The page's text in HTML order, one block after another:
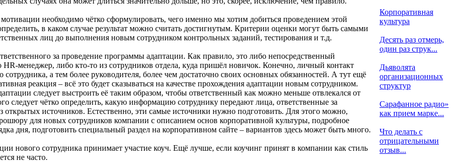
необходимо чётко сформулировать, чего именно мы хотим добиться проведением этой
в каком случае результат можно считать достигнутым. Критерии оценки могут быть самыми
лиц до выполнения новым сотрудником контрольных заданий, тестирования и т.д.
за проведение программы адаптации. Как правило, это либо непосредственный
HR-менеджер, либо кто-то из сотрудников отдела, куда пришёл новичок. Конечно, личный контакт
а тем более руководителя, более чем достаточно своих основных обязанностей. А тут ещё
реакция – всё это будет сказываться на качестве прохождения адаптации новым сотрудником.
следует выстроить её таким образом, чтобы ответственный как можно меньше отвлекался от
следует чётко определить, какую информацию сотруднику передают лица, ответственные за
открытых источников. Естественно, эти самые источники нужно подготовить. Для этого можно,
для новых сотрудников компании с описанием основ корпоративной культуры, подробное
дня, подготовить специальный раздел на корпоративном сайте – вариантов здесь может быть много.
нового сотрудника принимает участие коуч. Ещё лучше, если коучинг принят в компании как стиль
не часто.
Корпоративная
культура
Десять раз отмерь,
один раз струк...
Дьяволята
организационных
структур
Сарафанное радио»
как прием марке...
Что делать с
отрицательными
отзыв...